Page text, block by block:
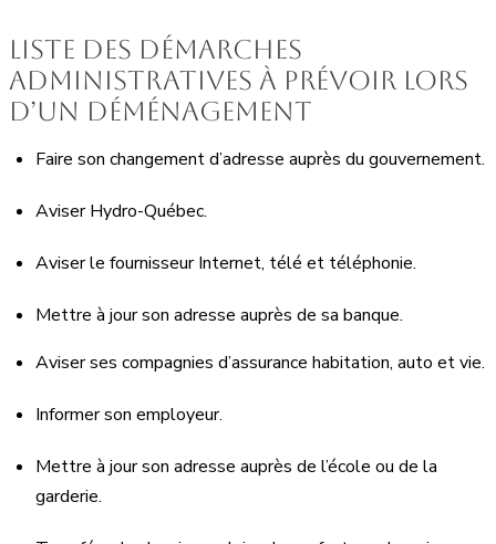
Liste des démarches
administratives à prévoir lors
d’un déménagement
Faire son changement d’adresse auprès du gouvernement.
Aviser Hydro-Québec.
Aviser le fournisseur Internet, télé et téléphonie.
Mettre à jour son adresse auprès de sa banque.
Aviser ses compagnies d’assurance habitation, auto et vie.
Informer son employeur.
Mettre à jour son adresse auprès de l’école ou de la
garderie.